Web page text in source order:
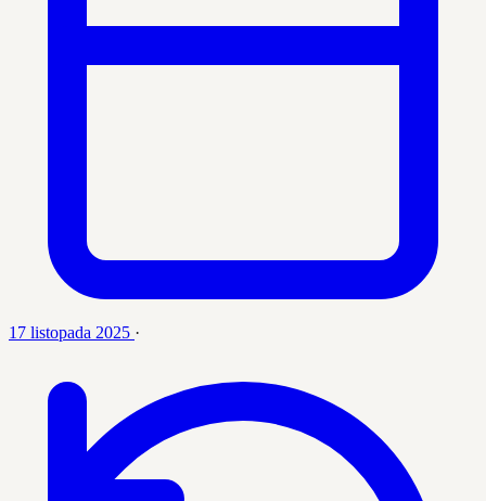
17 listopada 2025 ·